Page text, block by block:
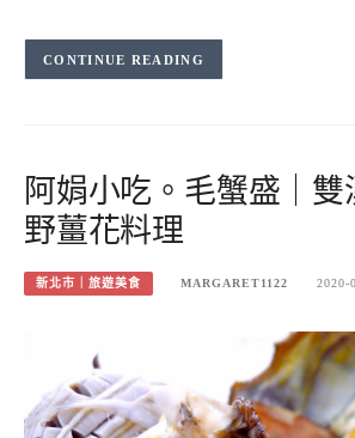
CONTINUE READING
阿娟小吃。毛蟹盛｜雙
野薑花料理
新北市｜旅遊美食 MARGARET1122 2020-